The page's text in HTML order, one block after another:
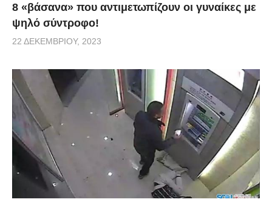
8 «βάσανα» που αντιμετωπίζουν οι γυναίκες με
ψηλό σύντροφο!
22 ΔΕΚΕΜΒΡΊΟΥ, 2023